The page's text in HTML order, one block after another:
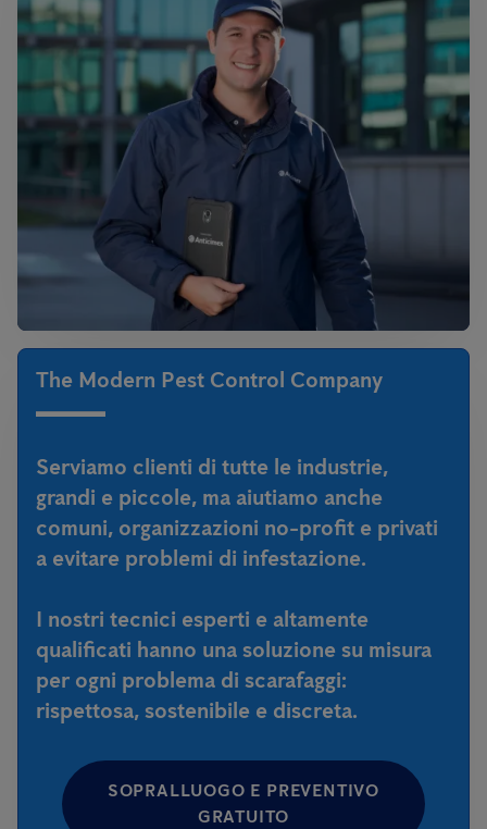
The Modern Pest Control Company
Serviamo clienti di tutte le industrie,
grandi e piccole, ma aiutiamo anche
comuni, organizzazioni no-profit e privati
a evitare problemi di infestazione.
I nostri tecnici esperti e altamente
qualificati hanno una soluzione su misura
per ogni problema di scarafaggi:
rispettosa, sostenibile e discreta.
SOPRALLUOGO E PREVENTIVO
GRATUITO